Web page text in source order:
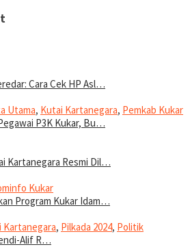
Cara Cek HP Asl…
Utama, Kutai Kartanegara, Pemkab Kukar
P3K Kukar, Bu…
Kartanegara Resmi Dil…
Kukar
Program Kukar Idam…
Kartanegara, Pilkada 2024, Politik
Alif R…